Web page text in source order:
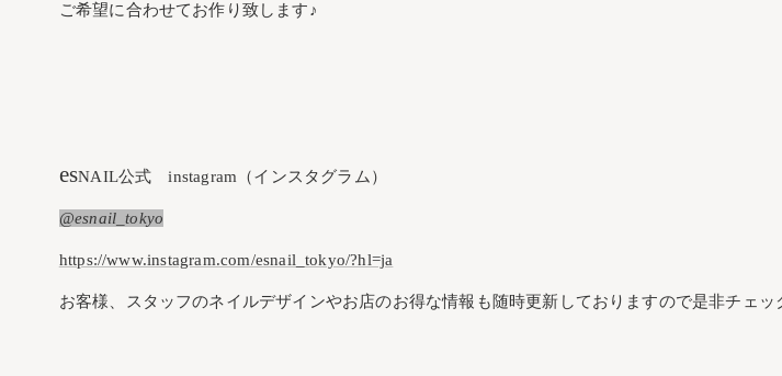
ご希望に合わせてお作り致します♪
esNAIL公式 instagram（インスタグラム）
@esnail_tokyo
https://www.instagram.com/esnail_tokyo/?hl=ja
お客様、スタッフのネイルデザインやお店のお得な情報も随時更新しておりますので是非チェッ